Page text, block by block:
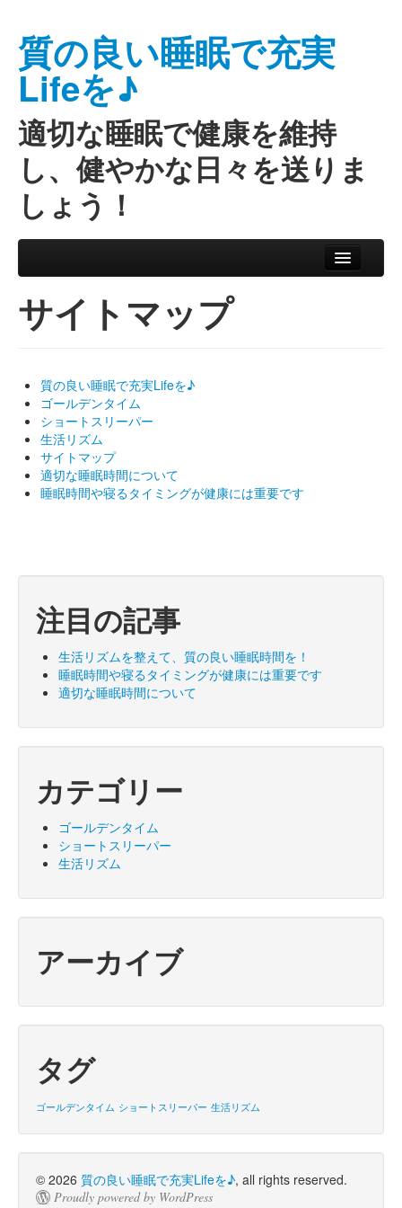
質の良い睡眠で充実
Lifeを♪
適切な睡眠で健康を維持
し、健やかな日々を送りま
しょう！
Main menu
サイトマップ
質の良い睡眠で充実Lifeを♪
ゴールデンタイム
ショートスリーパー
生活リズム
サイトマップ
適切な睡眠時間について
睡眠時間や寝るタイミングが健康には重要です
注目の記事
生活リズムを整えて、質の良い睡眠時間を！
睡眠時間や寝るタイミングが健康には重要です
適切な睡眠時間について
カテゴリー
ゴールデンタイム
ショートスリーパー
生活リズム
アーカイブ
タグ
ゴールデンタイム ショートスリーパー 生活リズム
© 2026 質の良い睡眠で充実Lifeを♪, all rights reserved.
Proudly powered by WordPress